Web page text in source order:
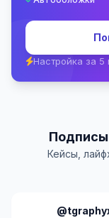
Настройка за 5
Кейсы,